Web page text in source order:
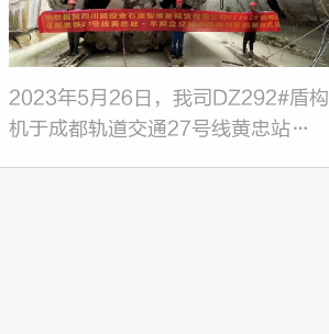
2023年5月26日，我司DZ292#盾构
机于成都轨道交通27号线黄忠站